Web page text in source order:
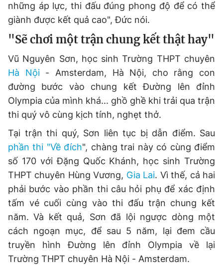
những áp lực, thi đấu đúng phong độ để có thể
giành được kết quả cao", Đức nói.
"Sẽ chơi một trận chung kết thật hay"
Vũ Nguyên Sơn, học sinh Trường THPT chuyên
Hà Nội- Amsterdam, Hà Nội, cho rằng con
đường bước vào chung kết Đường lên đỉnh
Olympia của mình khá... ghồ ghề khi trải qua trận
thi quý vô cùng kịch tính, nghẹt thở.
Tại trận thi quý, Sơn liên tục bị dẫn điểm. Sau
phần thi "Về đích", chàng trai này có cùng điểm
số 170 với Đặng Quốc Khánh, học sinh Trường
THPT chuyên Hùng Vương, Gia Lai. Vì thế, cả hai
phải bước vào phần thi câu hỏi phụ để xác định
tấm vé cuối cùng vào thi đấu trận chung kết
năm. Và kết quả, Sơn đã lội ngược dòng một
cách ngoạn mục, để sau 5 năm, lại đem cầu
truyền hình Đường lên đỉnh Olympia về lại
Trường THPT chuyên Hà Nội - Amsterdam.